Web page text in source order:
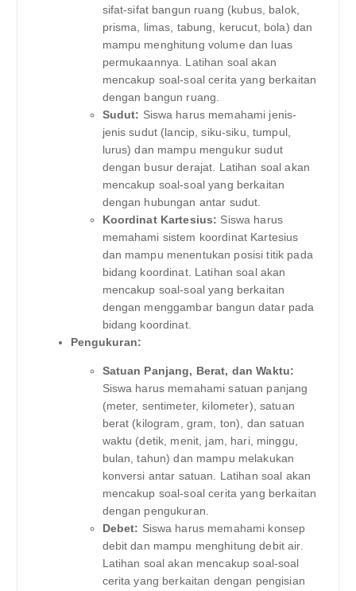
sifat-sifat bangun ruang (kubus, balok,
prisma, limas, tabung, kerucut, bola) dan
mampu menghitung volume dan luas
permukaannya. Latihan soal akan
mencakup soal-soal cerita yang berkaitan
dengan bangun ruang.
Sudut: Siswa harus memahami jenis-
jenis sudut (lancip, siku-siku, tumpul,
lurus) dan mampu mengukur sudut
dengan busur derajat. Latihan soal akan
mencakup soal-soal yang berkaitan
dengan hubungan antar sudut.
Koordinat Kartesius: Siswa harus
memahami sistem koordinat Kartesius
dan mampu menentukan posisi titik pada
bidang koordinat. Latihan soal akan
mencakup soal-soal yang berkaitan
dengan menggambar bangun datar pada
bidang koordinat.
Pengukuran:
Satuan Panjang, Berat, dan Waktu:
Siswa harus memahami satuan panjang
(meter, sentimeter, kilometer), satuan
berat (kilogram, gram, ton), dan satuan
waktu (detik, menit, jam, hari, minggu,
bulan, tahun) dan mampu melakukan
konversi antar satuan. Latihan soal akan
mencakup soal-soal cerita yang berkaitan
dengan pengukuran.
Debet: Siswa harus memahami konsep
debit dan mampu menghitung debit air.
Latihan soal akan mencakup soal-soal
cerita yang berkaitan dengan pengisian